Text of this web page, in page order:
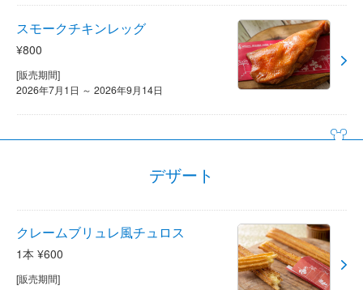
スモークチキンレッグ
¥800
[販売期間]
2026年7月1日 ～ 2026年9月14日
デザート
クレームブリュレ風チュロス
1本 ¥600
[販売期間]